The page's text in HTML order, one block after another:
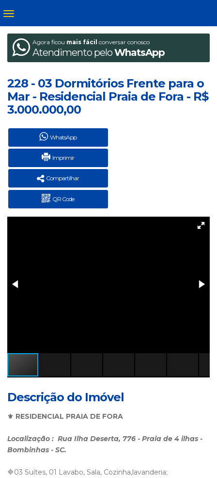
Agora ficou mais fácil conversar conosco
Atendimento peloWhatsApp
228 - 03 Dormitórios Frente para o
Mar - Residencial Praia de Fora - R$
3.000.000,00
WhatsApp
Imprimir
Compartilhar
QR Code
Descrição do Imóvel
⚜️ RESIDENCIAL PRAIA DE FORA
Localização : Rua Ilha Deserta, 776 - Praia de 4 ilhas -
Bombinhas - SC.
🔷️03 Suítes, 01 Lavabo, Sala, Cozinha,lavanderia;